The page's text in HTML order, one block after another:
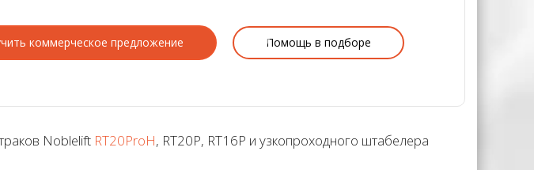
коммерческое предложение Помощь в подборе
Noblelift RT20ProH, RT20P, RT16P и узкопроходного штабелера